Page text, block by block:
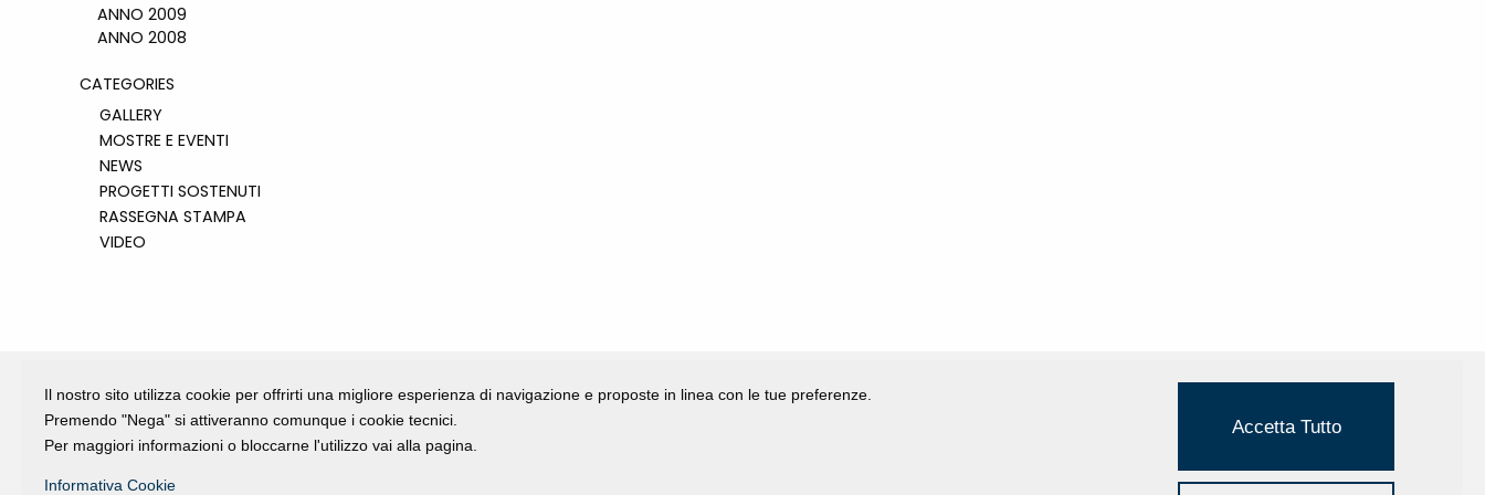
ANNO 2009
ANNO 2008
CATEGORIES
GALLERY
MOSTRE E EVENTI
NEWS
PROGETTI SOSTENUTI
RASSEGNA STAMPA
VIDEO
Fondazione Dino Zoli
Privacy Policy
Il nostro sito utilizza cookie per offrirti una migliore esperienza di navigazione e proposte in linea con le tue preferenze.
Premendo "Nega" si attiveranno comunque i cookie tecnici.
Per maggiori informazioni o bloccarne l'utilizzo vai alla pagina.
Informativa Cookie
Accetta Tutto